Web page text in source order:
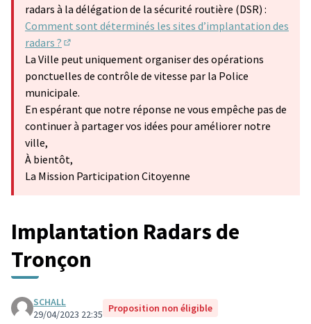
radars à la délégation de la sécurité routière (DSR) :
Comment sont déterminés les sites d’implantation des
radars ?
(Lien externe)
La Ville peut uniquement organiser des opérations
ponctuelles de contrôle de vitesse par la Police
municipale.
En espérant que notre réponse ne vous empêche pas de
continuer à partager vos idées pour améliorer notre
ville,
À bientôt,
La Mission Participation Citoyenne
Implantation Radars de
Tronçon
SCHALL
29/04/2023 22:35 Proposition non éligible